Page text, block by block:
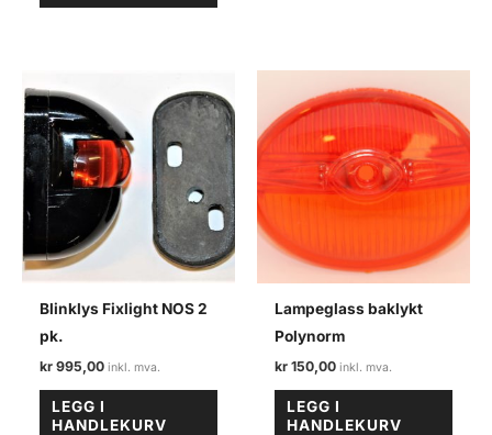
Blinklys Fixlight NOS 2
pk.
kr 995,00
LEGG I
HANDLEKURV
Lampeglass baklykt
Polynorm
kr 150,00
LEGG I
HANDLEKURV